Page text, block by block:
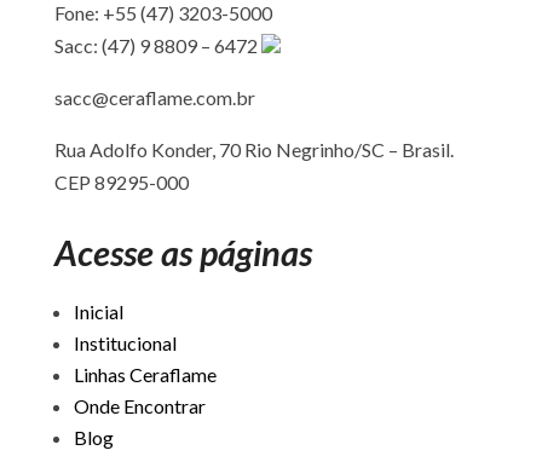
Fone: +55 (47) 3203-5000
Sacc: (47) 9 8809 – 6472
sacc@ceraflame.com.br
Rua Adolfo Konder, 70 Rio Negrinho/SC – Brasil.
CEP 89295-000
Acesse as páginas
Inicial
Institucional
Linhas Ceraflame
Onde Encontrar
Blog